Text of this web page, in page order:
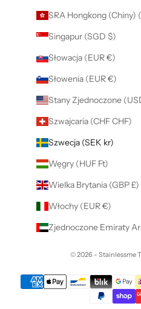
SRA Hongkong (Chiny)
Singapur (SGD $)
Słowacja (EUR €)
Słowenia (EUR €)
Stany Zjednoczone
Szwajcaria (CHF CHF)
Szwecja (SEK kr)
Węgry (HUF Ft)
Wielka Brytania (GBP £)
Włochy (EUR €)
© 2026 - Stainlessme